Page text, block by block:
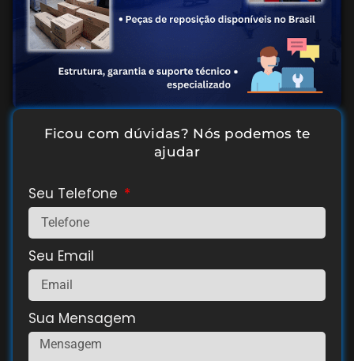
Ficou com dúvidas? Nós podemos te
ajudar
Seu Telefone
Seu Email
Sua Mensagem